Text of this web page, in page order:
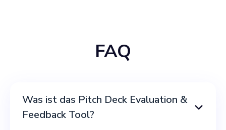
FAQ
Was ist das Pitch Deck Evaluation &
Feedback Tool?